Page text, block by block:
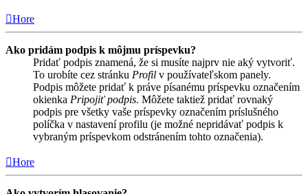
Hore
Ako pridám podpis k môjmu príspevku?
Pridať podpis znamená, že si musíte najprv nie aký vytvoriť.
To urobíte cez stránku Profil v používateľskom panely.
Podpis môžete pridať k práve písanému príspevku označením
okienka Pripojiť podpis. Môžete taktiež pridať rovnaký
podpis pre všetky vaše príspevky označením príslušného
políčka v nastavení profilu (je možné nepridávať podpis k
vybraným príspevkom odstránením tohto označenia).
Hore